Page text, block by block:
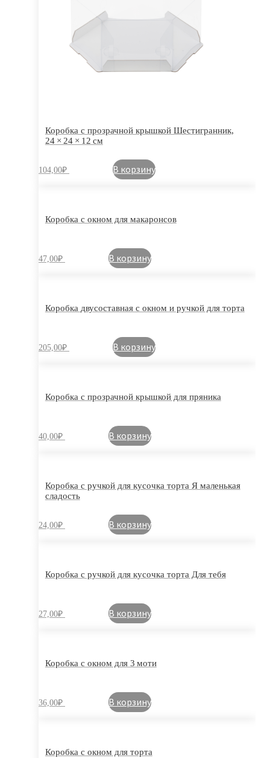
Коробка с прозрачной крышкой Шестигранник,
24 × 24 × 12 см
104,00₽ В корзину
Коробка с окном для макаронсов
47,00₽ В корзину
Коробка двусоставная с окном и ручкой для торта
205,00₽ В корзину
Коробка с прозрачной крышкой для пряника
40,00₽ В корзину
Коробка с ручкой для кусочка торта Я маленькая
сладость
24,00₽ В корзину
Коробка с ручкой для кусочка торта Для тебя
27,00₽ В корзину
Коробка с окном для 3 моти
36,00₽ В корзину
Коробка с окном для торта